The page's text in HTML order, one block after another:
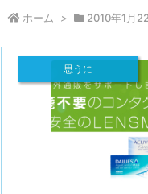
ホーム > 2010年1月
思うに